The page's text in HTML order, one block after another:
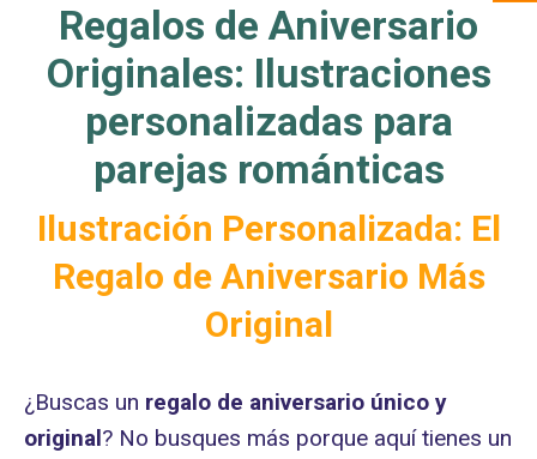
Regalos de Aniversario
Originales: Ilustraciones
personalizadas para
parejas románticas
Ilustración Personalizada: El
Regalo de Aniversario Más
Original
¿Buscas un regalo de aniversario único y
original? No busques más porque aquí tienes un